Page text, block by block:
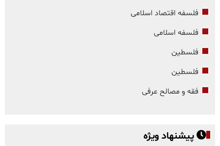
فلسفه اقتصاد اسلامی
فلسفه اسلامی
فلسطین
فلسطین
فقه و مصالح عرفی
پیشنهاد ویژه